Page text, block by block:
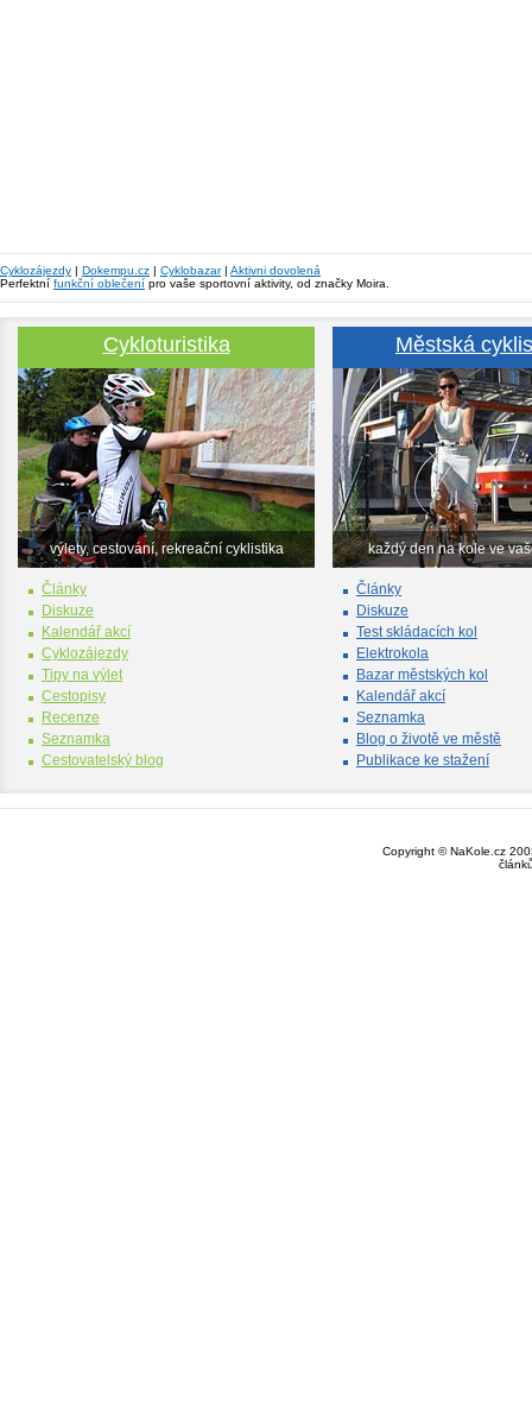
Cyklozájezdy | Dokempu.cz | Cyklobazar| Aktivni dovolená
Perfektní funkční oblečení pro vaše sportovní aktivity, od značky Moira.
Cykloturistika
výlety, cestování, rekreační cyklistika
Články
Diskuze
Kalendář akcí
Cyklozájezdy
Tipy na výlet
Cestopisy
Recenze
Seznamka
Cestovatelský blog
Městská
každý den na kole ve
Články
Diskuze
Test skládacích kol
Elektrokola
Bazar městských kol
Kalendář akcí
Seznamka
Blog o životě ve městě
Publikace ke stažení
Copyright © NaKole.cz